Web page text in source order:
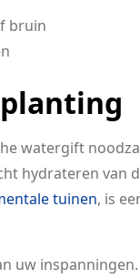
bruin
watergift
hydrateren van
tuinen, is
uw